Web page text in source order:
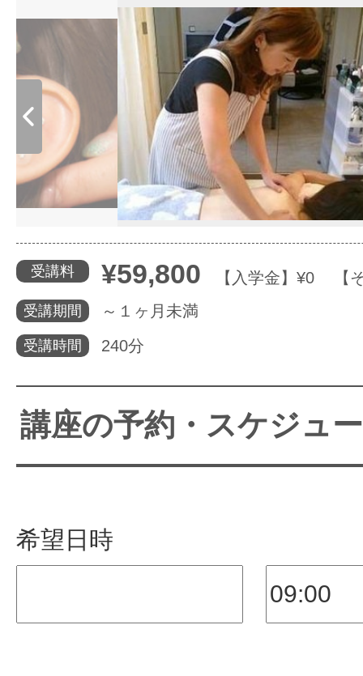
やりたいこ
特集をみる
グッドスク
掲載のお問
受講料 ¥59,800 【入学金】¥0 【
受講期間 ～１ヶ月未満
受講時間 240分
講座の予約・スケジュ
希望日時